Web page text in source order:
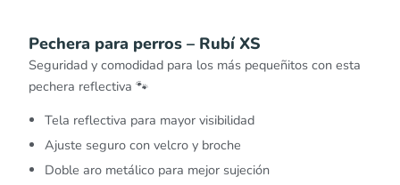
Pechera para perros – Rubí XS
Seguridad y comodidad para los más pequeñitos con esta
pechera reflectiva 🐾
Tela reflectiva para mayor visibilidad
Ajuste seguro con velcro y broche
Doble aro metálico para mejor sujeción